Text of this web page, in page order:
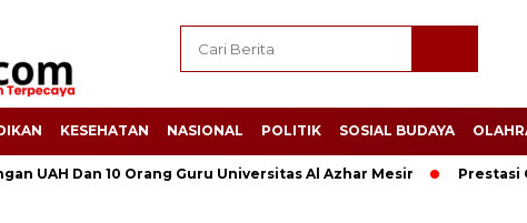
KESEHATAN NASIONAL POLITIK SOSIAL BUDAYA
Dan 10 Orang Guru Universitas Al Azhar Mesir Prestasi